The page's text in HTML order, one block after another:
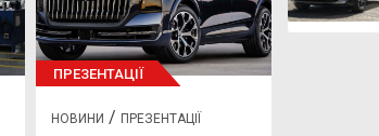
ПРЕЗЕНТАЦІЇ
НОВИНИ / ПРЕЗЕНТАЦІЇ